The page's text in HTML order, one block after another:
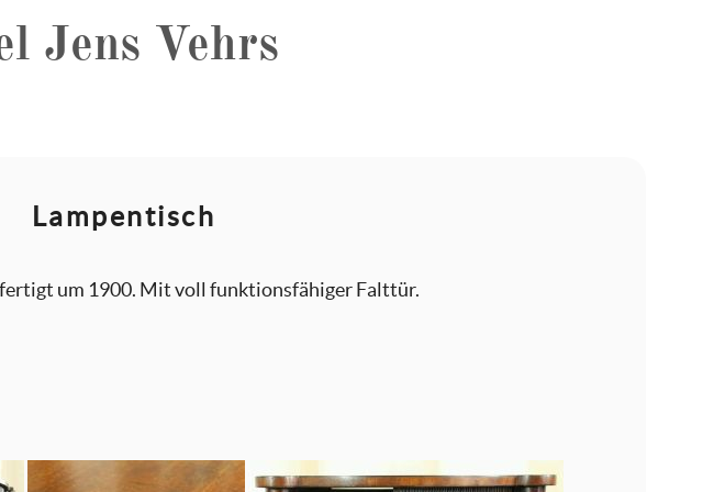
Jens Vehrs
Lampentisch
um 1900. Mit voll funktionsfähiger Falttür.